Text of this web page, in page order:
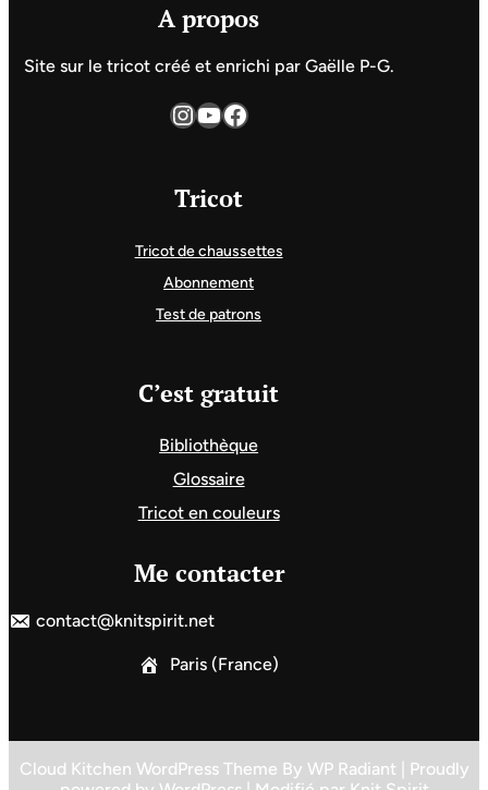
A propos
Site sur le tricot créé et enrichi par Gaëlle P-G.
InstagramYouTube Facebook
Tricot
Tricot de chaussettes
Abonnement
Test de patrons
C’est gratuit
Bibliothèque
Glossaire
Tricot en couleurs
Me contacter
contact@knitspirit.net
Paris (France)
Cloud Kitchen WordPress Theme By WP Radiant | Proudly